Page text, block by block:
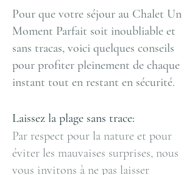
Pour que votre séjour au Chalet Un
Moment Parfait soit inoubliable et
sans tracas, voici quelques conseils
pour profiter pleinement de chaque
instant tout en restant en sécurité.
Laissez la plage sans trace:
Par respect pour la nature et pour
éviter les mauvaises surprises, nous
vous invitons à ne pas laisser